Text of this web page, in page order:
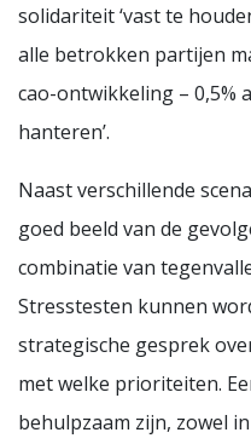
solidariteit ‘vast te
alle betrokken partijen
cao-ontwikkeling – 0,5%
hanteren’.
Naast verschillende
goed beeld van de
combinatie van
Stresstesten kunnen
strategische gesprek
met welke prioriteiten.
behulpzaam zijn, zowel